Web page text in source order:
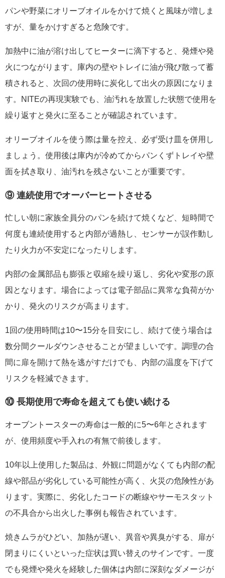
パンや野菜にオリーブオイルをかけて焼くと風味が増しま
すが、量をかけすぎると危険です。
加熱中に油が溶け出してヒーターに滴下すると、発煙や発
火につながります。庫内の壁やトレイに油が飛び散って蓄
積されると、次回の使用時に炭化して出火の原因になりま
す。NITEの再現実験でも、油汚れを放置した状態で使用を
繰り返すと発火に至ることが確認されています。
オリーブオイルを使う際は量を控え、必ず受け皿を併用し
ましょう。使用後は庫内が冷めてからパンくずトレイや壁
面を拭き取り、油汚れを残さないことが重要です。
⑨ 連続使用でオーバーヒートさせる
忙しい朝に家族全員分のパンを続けて焼くなど、短時間で
何度も連続使用すると内部が過熱し、センサーが誤作動し
たり火力が不安定になったりします。
内部の金属部品も膨張と収縮を繰り返し、劣化や変形の原
因となります。場合によっては電子部品に異常な負荷がか
かり、発火のリスクが高まります。
1回の使用時間は10〜15分を目安にし、続けて使う場合は
数分間クールダウンさせることが望ましいです。調理の合
間に扉を開けて熱を逃がすだけでも、内部の温度を下げて
リスクを軽減できます。
⑩ 長期使用で寿命を超えても使い続ける
オーブントースターの寿命は一般的に5〜6年とされます
が、使用頻度や手入れの有無で前後します。
10年以上使用した製品は、外観に問題がなくても内部の配
線や部品が劣化している可能性が高く、火災の危険性があ
ります。実際に、劣化したコードの断線やサーモスタット
の不具合から出火した事例も報告されています。
焼きムラがひどい、加熱が遅い、異音や異臭がする、扉が
閉まりにくいといった症状は買い替えのサインです。一度
でも発煙や発火を経験した個体は内部に深刻なダメージが